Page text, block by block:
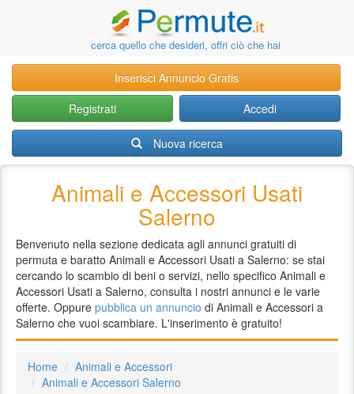
cerca quello che desideri, offri ciò che hai
Inserisci Annuncio Gratis
Registrati
Accedi
Nuova ricerca
Animali e Accessori Usati
Salerno
Benvenuto nella sezione dedicata agli annunci gratuiti di
permuta e baratto Animali e Accessori Usati a Salerno: se stai
cercando lo scambio di beni o servizi, nello specifico Animali e
Accessori Usati a Salerno, consulta i nostri annunci e le varie
offerte. Oppure pubblica un annuncio di Animali e Accessori a
Salerno che vuoi scambiare. L'inserimento è gratuito!
Home
Animali e Accessori
Animali e Accessori Salerno